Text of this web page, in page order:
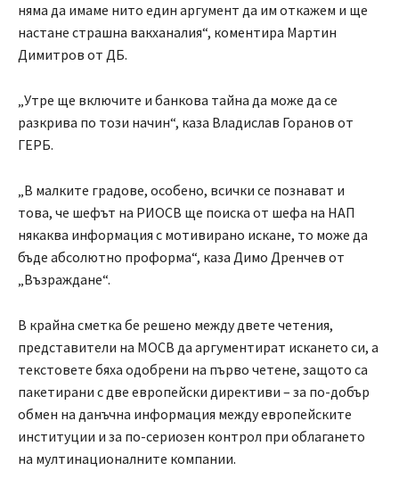
няма да имаме нито един аргумент да им откажем и ще
настане страшна вакханалия“, коментира Мартин
Димитров от ДБ.
„Утре ще включите и банкова тайна да може да се
разкрива по този начин“, каза Владислав Горанов от
ГЕРБ.
„В малките градове, особено, всички се познават и
това, че шефът на РИОСВ ще поиска от шефа на НАП
някаква информация с мотивирано искане, то може да
бъде абсолютно проформа“, каза Димо Дренчев от
„Възраждане“.
В крайна сметка бе решено между двете четения,
представители на МОСВ да аргументират искането си, а
текстовете бяха одобрени на първо четене, защото са
пакетирани с две европейски директиви – за по-добър
обмен на данъчна информация между европейските
институции и за по-сериозен контрол при облагането
на мултинационалните компании.